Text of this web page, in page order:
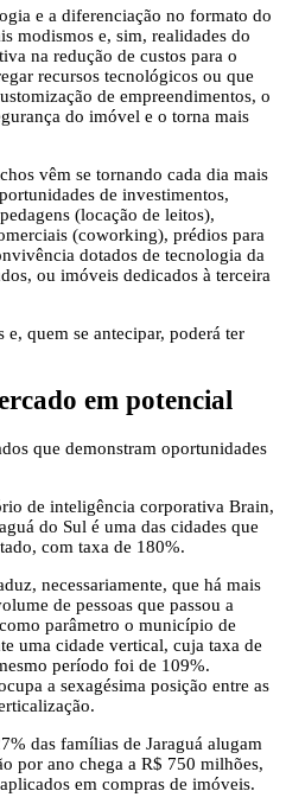
e a diferenciação no formato do
modismos e, sim, realidades do
na redução de custos para o
recursos tecnológicos ou que
de empreendimentos, o
do imóvel e o torna mais
vêm se tornando cada dia mais
de investimentos,
(locação de leitos),
(coworking), prédios para
dotados de tecnologia da
ou imóveis dedicados à terceira
quem se antecipar, poderá ter
em potencial
que demonstram oportunidades
de inteligência corporativa Brain,
do Sul é uma das cidades que
com taxa de 180%.
necessariamente, que há mais
de pessoas que passou a
parâmetro o município de
uma cidade vertical, cuja taxa de
período foi de 109%.
a sexagésima posição entre as
das famílias de Jaraguá alugam
por ano chega a R$ 750 milhões,
em compras de imóveis.